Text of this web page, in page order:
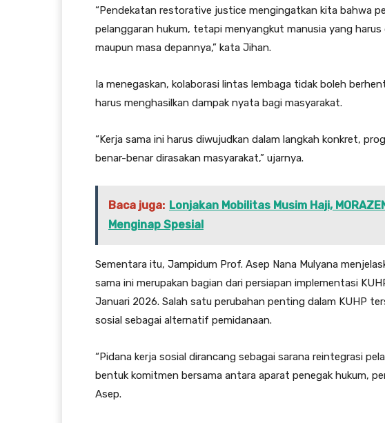
“Pendekatan restorative justice mengingatkan kita bahwa
pelanggaran hukum, tetapi menyangkut manusia yang
maupun masa depannya,” kata Jihan.
Ia menegaskan, kolaborasi lintas lembaga tidak boleh
harus menghasilkan dampak nyata bagi masyarakat.
“Kerja sama ini harus diwujudkan dalam langkah konkret,
benar-benar dirasakan masyarakat,” ujarnya.
Baca juga: Lonjakan Mobilitas Musim Haji,
Menginap Spesial
Sementara itu, Jampidum Prof. Asep Nana Mulyana
sama ini merupakan bagian dari persiapan implementasi
Januari 2026. Salah satu perubahan penting dalam KUHP
sosial sebagai alternatif pemidanaan.
“Pidana kerja sosial dirancang sebagai sarana reintegrasi
bentuk komitmen bersama antara aparat penegak hukum,
Asep.